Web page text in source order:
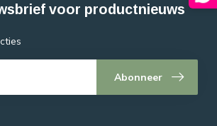
voor productnieuws
Abonneer